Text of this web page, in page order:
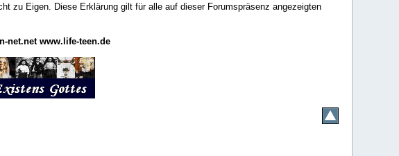
zu Eigen. Diese Erklärung gilt für alle auf dieser Forumspräsenz angezeigten
net.net www.life-teen.de